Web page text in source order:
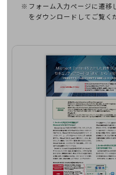
会社案内パンフレット
ニュースルーム
ニュースリリース
地域からの発表
重要なお知らせ
社外からの評価実績
サステナビリティ
サステナビリティTOP
こうした建設業における柔軟
り得るのが「勤怠管理システ
いきます。
フォーム入力ページに遷移
をダウンロードしてご覧く